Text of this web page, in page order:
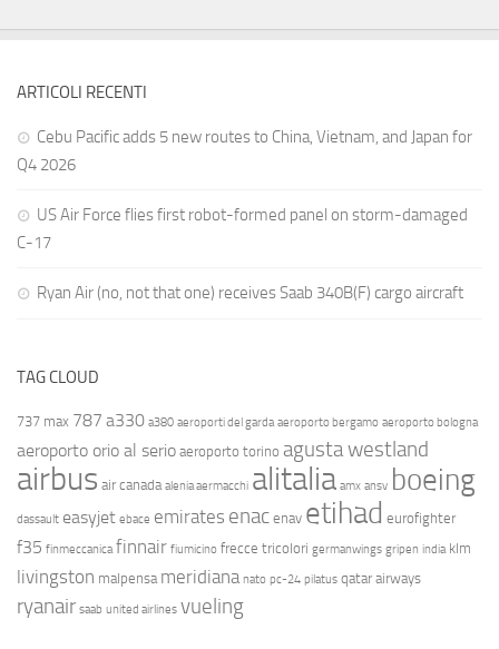
ARTICOLI RECENTI
Cebu Pacific adds 5 new routes to China, Vietnam, and Japan for
Q4 2026
US Air Force flies first robot-formed panel on storm-damaged
C-17
Ryan Air (no, not that one) receives Saab 340B(F) cargo aircraft
TAG CLOUD
737 max 787 a330 a380 aeroporti del garda aeroporto bergamo aeroporto bologna
aeroporto orio al serio aeroporto torino agusta westland
airbus air canada alenia aermacchi alitalia amx ansv boeing
dassault easyjet ebace emirates enac enav etihad eurofighter
f35 finmeccanica finnair fiumicino frecce tricolori germanwings gripen india klm
livingston malpensa meridiana nato pc-24 pilatus qatar airways
ryanair saab united airlines vueling